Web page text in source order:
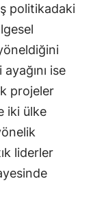
politikadaki
ise
projeler
iki ülke
liderler